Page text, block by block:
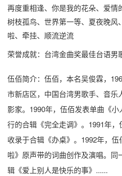
再度重相逢、你是我的花朵、爱情
树枝孤鸟、世界第一等、夏夜晚风
啦、牵挂、顺流逆流
荣誉成就：台湾金曲奖最佳台语男
伍佰简介：伍佰，本名吴俊霖，
市新店区，中国台湾男歌手、音乐
影家。1990年，伍佰发表单曲《
行的合辑《完全走调》。1991年
收录于合辑《办桌》。1992年，
啦》原声带的词曲创作及演唱。同
辑《爱上别人是快乐的事》......